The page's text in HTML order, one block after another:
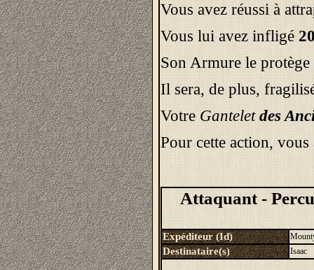
Vous avez réussi à
Vous lui avez infligé
Son Armure le
Il sera, de plus,
Votre Gantelet des
Pour cette action,
Attaquant -
Expéditeur (Id)
Destinataire(s) Isaac